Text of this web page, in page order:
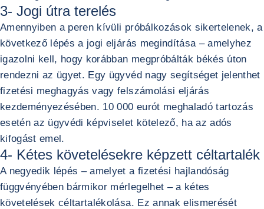
3- Jogi útra terelés
Amennyiben a peren kívüli próbálkozások sikertelenek, a
következő lépés a jogi eljárás megindítása – amelyhez
igazolni kell, hogy korábban megpróbálták békés úton
rendezni az ügyet. Egy ügyvéd nagy segítséget jelenthet
fizetési meghagyás vagy felszámolási eljárás
kezdeményezésében. 10 000 eurót meghaladó tartozás
esetén az ügyvédi képviselet kötelező, ha az adós
kifogást emel.
4- Kétes követelésekre képzett céltartalék
A negyedik lépés – amelyet a fizetési hajlandóság
függvényében bármikor mérlegelhet – a kétes
követelések céltartalékolása. Ez annak elismerését